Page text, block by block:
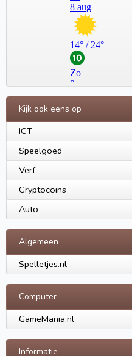
Kijk ook eens op
ICT
Speelgoed
Verf
Cryptocoins
Auto
Algemeen
Spelletjes.nl
Computer
GameMania.nl
Informatie